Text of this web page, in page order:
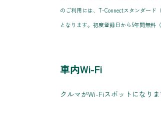
のご利用には、T-Connectスタンダード
となります。初度登録日から5年間無料
車内Wi-Fi
クルマがWi-Fiスポットになりま